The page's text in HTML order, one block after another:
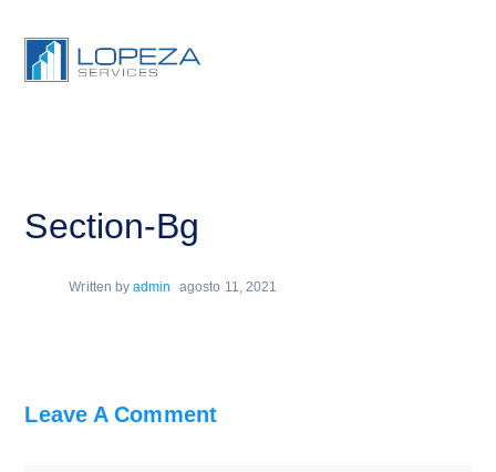
Section-Bg
Written by admin agosto 11, 2021
Leave A Comment